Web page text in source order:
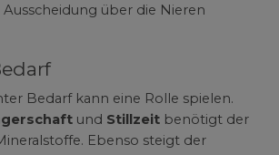
über die Nieren
Bedarf kann eine Rolle spielen.
und Stillzeit benötigt der
Ebenso steigt der